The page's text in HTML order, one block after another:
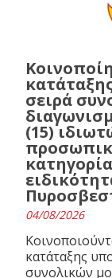
σειρά
(15)
04/08/2026
κατάταξης
συνολικών